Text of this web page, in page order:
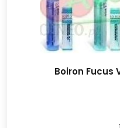
Boiron Fucus